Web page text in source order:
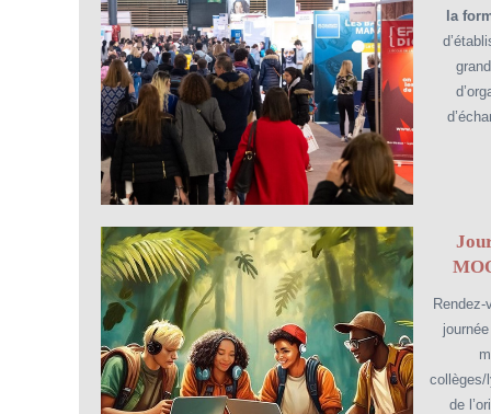
la
Rendez-
collèges/
de